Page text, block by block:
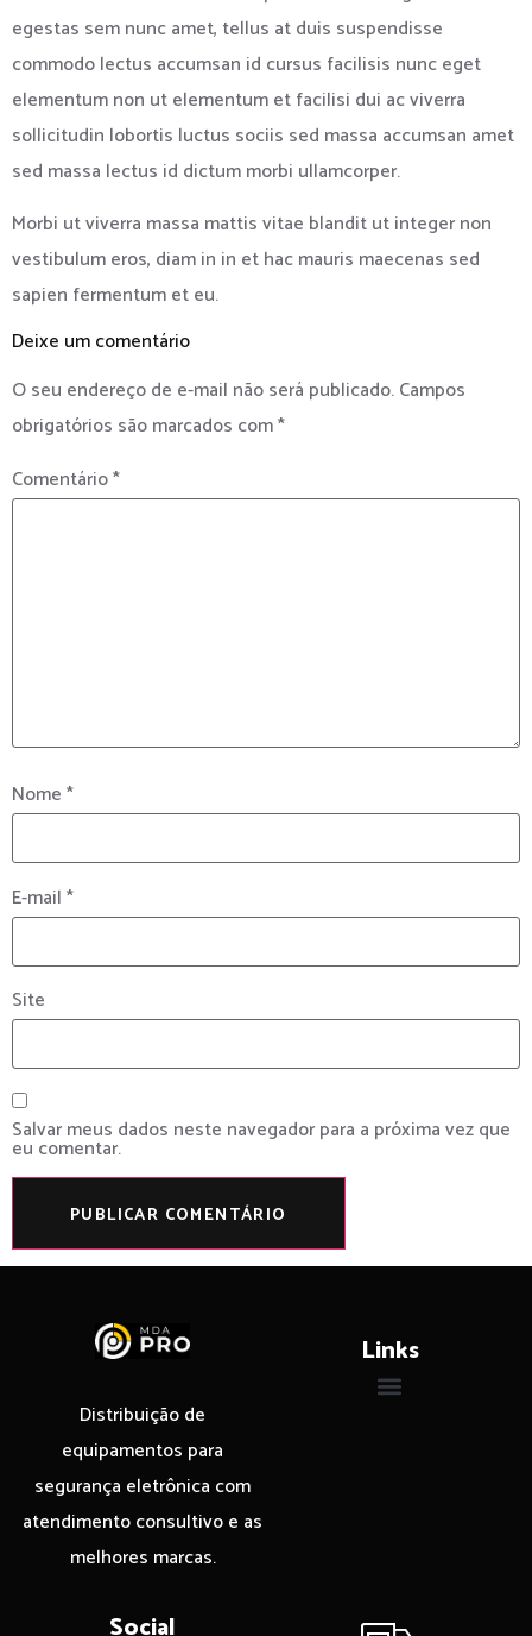
egestas sem nunc amet, tellus at duis suspendisse
commodo lectus accumsan id cursus facilisis nunc eget
elementum non ut elementum et facilisi dui ac viverra
sollicitudin lobortis luctus sociis sed massa accumsan amet
sed massa lectus id dictum morbi ullamcorper.
Morbi ut viverra massa mattis vitae blandit ut integer non
vestibulum eros, diam in in et hac mauris maecenas sed
sapien fermentum et eu.
Deixe um comentário
O seu endereço de e-mail não será publicado.Campos
obrigatórios são marcados com*
Comentário*
Nome*
E-mail*
Site
Salvar meus dados neste navegador para a próxima vez que
eu comentar.
Distribuição de
equipamentos para
segurança eletrônica com
atendimento consultivo e as
melhores marcas.
Links
Social